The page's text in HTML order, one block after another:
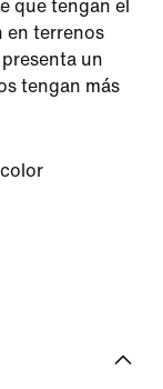
que tengan el
en terrenos
un
tengan más